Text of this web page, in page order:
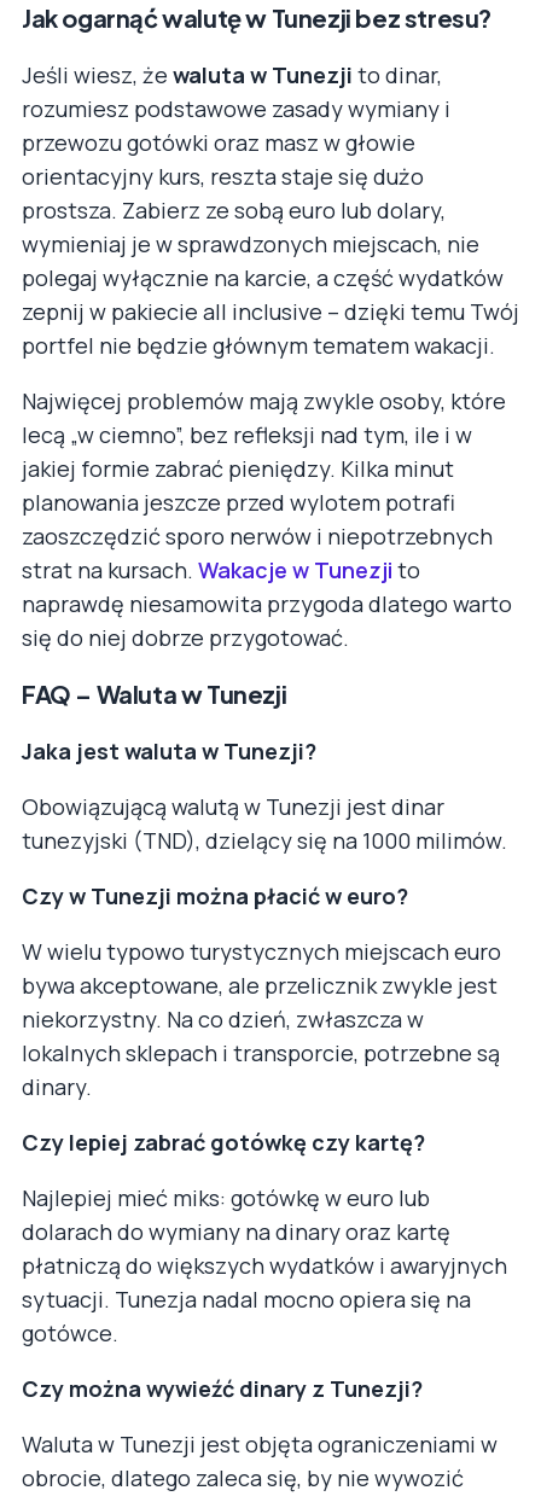
Jak ogarnąć walutę w Tunezji bez stresu?
Jeśli wiesz, że waluta w Tunezji to dinar,
rozumiesz podstawowe zasady wymiany i
przewozu gotówki oraz masz w głowie
orientacyjny kurs, reszta staje się dużo
prostsza. Zabierz ze sobą euro lub dolary,
wymieniaj je w sprawdzonych miejscach, nie
polegaj wyłącznie na karcie, a część wydatków
zepnij w pakiecie all inclusive – dzięki temu Twój
portfel nie będzie głównym tematem wakacji.
Najwięcej problemów mają zwykle osoby, które
lecą „w ciemno”, bez refleksji nad tym, ile i w
jakiej formie zabrać pieniędzy. Kilka minut
planowania jeszcze przed wylotem potrafi
zaoszczędzić sporo nerwów i niepotrzebnych
strat na kursach. Wakacje w Tunezji to
naprawdę niesamowita przygoda dlatego warto
się do niej dobrze przygotować.
FAQ – Waluta w Tunezji
Jaka jest waluta w Tunezji?
Obowiązującą walutą w Tunezji jest dinar
tunezyjski (TND), dzielący się na 1000 milimów.
Czy w Tunezji można płacić w euro?
W wielu typowo turystycznych miejscach euro
bywa akceptowane, ale przelicznik zwykle jest
niekorzystny. Na co dzień, zwłaszcza w
lokalnych sklepach i transporcie, potrzebne są
dinary.
Czy lepiej zabrać gotówkę czy kartę?
Najlepiej mieć miks: gotówkę w euro lub
dolarach do wymiany na dinary oraz kartę
płatniczą do większych wydatków i awaryjnych
sytuacji. Tunezja nadal mocno opiera się na
gotówce.
Czy można wywieźć dinary z Tunezji?
Waluta w Tunezji jest objęta ograniczeniami w
obrocie, dlatego zaleca się, by nie wywozić